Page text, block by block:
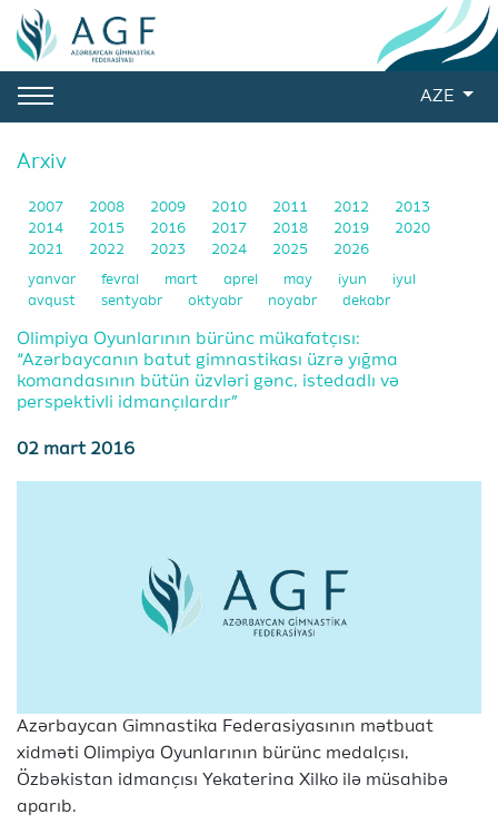
AZE
Arxiv
2007 2008 2009 2010 2011 2012
2013
2014
2015 2016 2017 2018 2019
2020
2021
2022 2023 2024 2025 2026
yanvar fevral mart aprel may iyun
iyul
avqust
sentyabr oktyabr noyabr dekabr
Olimpiya Oyunlarının bürünc mükafatçısı:
“Azərbaycanın batut gimnastikası üzrə yığma
komandasının bütün üzvləri gənc, istedadlı və
perspektivli idmançılardır”
02 mart 2016
Azərbaycan Gimnastika Federasiyasının mətbuat
xidməti Olimpiya Oyunlarının bürünc medalçısı,
Özbəkistan idmançısı Yekaterina Xilko ilə müsahibə
aparıb.